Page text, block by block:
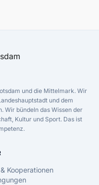
und die Mittelmark. Wir
und dem
Wir bündeln das Wissen der
Kultur und Sport. Das ist
Kooperationen